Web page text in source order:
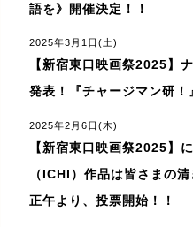
語を》開催決定！！
2025年3月1日(土)
【新宿東口映画祭2025】
発表！『チャージマン研！
2025年2月6日(木)
【新宿東口映画祭2025】
（ICHI）作品は皆さまの
正午より、投票開始！！